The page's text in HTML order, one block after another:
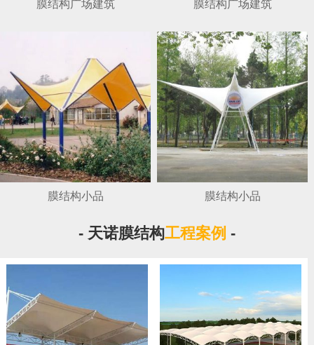
膜结构广场建筑 膜结构广场建筑
膜结构小品 膜结构小品
- 天诺膜结构工程案例 -